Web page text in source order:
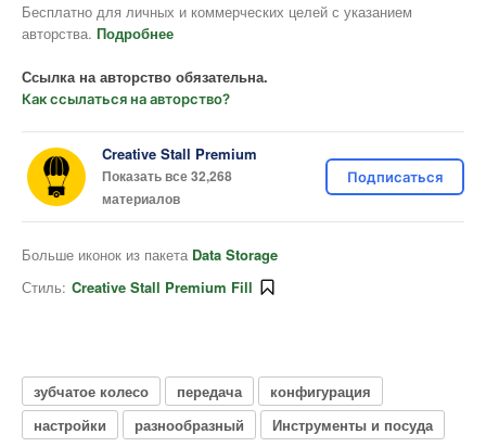
Бесплатно для личных и коммерческих целей с указанием
авторства. Подробнее
Ссылка на авторство обязательна.
Как ссылаться на авторство?
Creative Stall Premium
Показать все 32,268
материалов
Подписаться
Больше иконок из пакета Data Storage
Стиль: Creative Stall Premium Fill
зубчатое колесо передача
конфигурация
настройки
разнообразный Инструменты и посуда